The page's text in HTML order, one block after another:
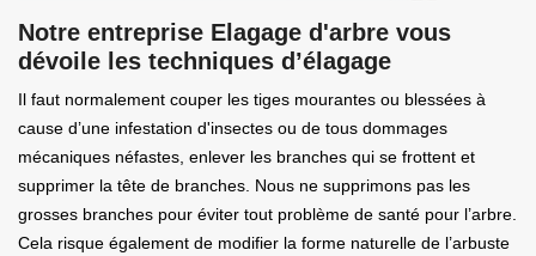
Notre entreprise Elagage d'arbre vous
dévoile les techniques d’élagage
Il faut normalement couper les tiges mourantes ou blessées à
cause d’une infestation d'insectes ou de tous dommages
mécaniques néfastes, enlever les branches qui se frottent et
supprimer la tête de branches. Nous ne supprimons pas les
grosses branches pour éviter tout problème de santé pour l’arbre.
Cela risque également de modifier la forme naturelle de l’arbuste